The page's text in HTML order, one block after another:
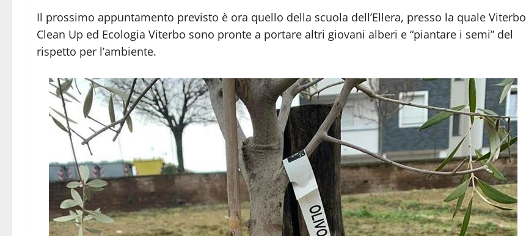
Il prossimo appuntamento previsto è ora quello della scuola dell’Ellera, presso la quale Viterbo
Clean Up ed Ecologia Viterbo sono pronte a portare altri giovani alberi e “piantare i semi” del
rispetto per l’ambiente.